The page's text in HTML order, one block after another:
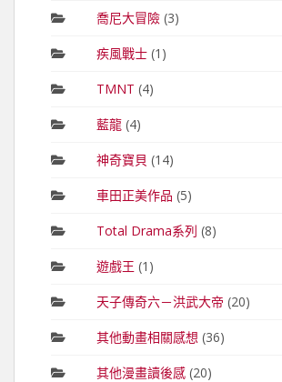
喬尼大冒險(3)
疾風戰士(1)
TMNT (4)
藍龍(4)
神奇寶貝 (14)
車田正美作品 (5)
Total Drama系列 (8)
遊戲王 (1)
天子傳奇六－洪武大帝 (20)
其他動畫相關感想 (36)
其他漫畫讀後感(20)